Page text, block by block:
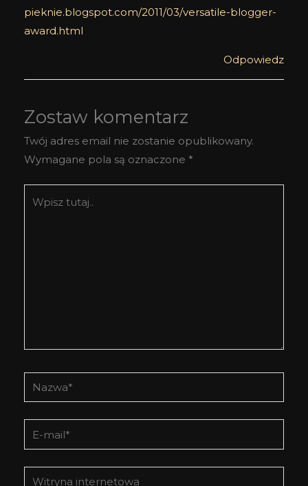
pieknie.blogspot.com/2011/03/versatile-blogger-
award.html
Odpowiedz
Zostaw komentarz
Twój adres email nie zostanie opublikowany.
Wymagane pola są oznaczone *
tutaj..
Nazwa*
E-
mail*
Witryna